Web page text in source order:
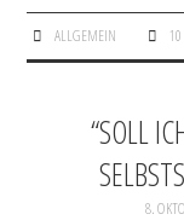
ALLGEMEIN
“SOLL
8.